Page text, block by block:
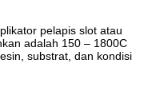
pelapis slot atau
adalah 150 – 1800C
substrat, dan kondisi